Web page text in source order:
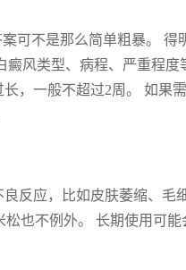
可不是那么简单粗暴。
风类型、病程、严重程
，一般不超过2周。 如果
反应，比如皮肤萎缩、
也不例外。 长期使用可